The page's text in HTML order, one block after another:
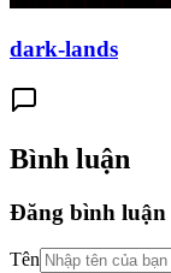
dark-lands
Bình luận
Đăng bình luận
Tên